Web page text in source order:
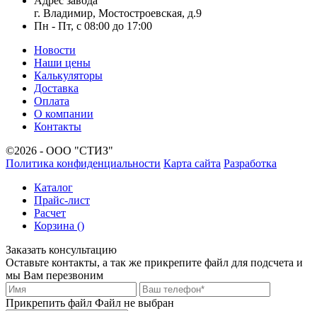
г. Владимир, Мостостроевская, д.9
Пн - Пт, с 08:00 до 17:00
Новости
Наши цены
Калькуляторы
Доставка
Оплата
О компании
Контакты
©2026 - ООО "СТИЗ"
Политика конфиденциальности Карта сайта Разработка
Каталог
Прайс-лист
Расчет
Корзина ()
Заказать консультацию
Оставьте контакты, а так же прикрепите файл для подсчета и
мы Вам перезвоним
Прикрепить файл Файл не выбран